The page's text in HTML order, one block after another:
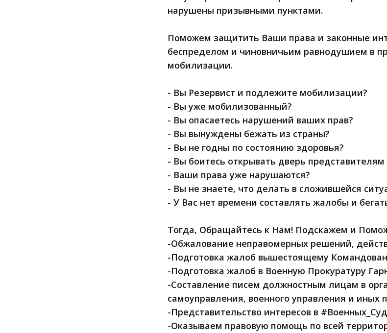
нарушены призывными пунктами.
Поможем защитить Ваши права и законные
беспределом и чиновничьим равнодушием в
мобилизации.
- Вы Резервист и подлежите мобилизации?
- Вы уже мобилизованный?
- Вы опасаетесь нарушений ваших прав?
- Вы вынуждены бежать из страны?
- Вы не годны по состоянию здоровья?
- Вы боитесь открывать дверь
- Ваши права уже нарушаются?
- Вы не знаете, что делать в сложившейся
- У Вас нет времени составлять жалобы и
Тогда, Обращайтесь к Нам! Подскажем и
-Обжалование неправомерных решений,
-Подготовка жалоб вышестоящему
-Подготовка жалоб в Военную Прокуратуру
-Составление писем должностным лицам в
самоуправления, военного управления и иных
-Представительство интересов в
-Оказываем правовую помощь по всей